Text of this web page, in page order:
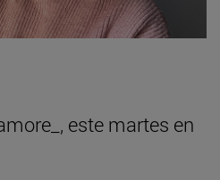
este martes en